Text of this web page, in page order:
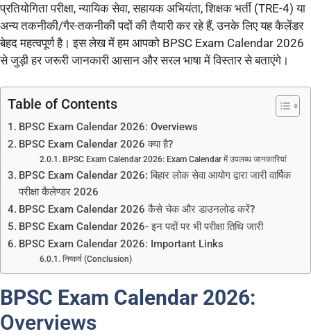
प्रतियोगिता परीक्षा, न्यायिक सेवा, सहायक अभियंता, शिक्षक भर्ती (TRE-4) या
अन्य तकनीकी/गैर-तकनीकी पदों की तैयारी कर रहे हैं, उनके लिए यह कैलेंडर
बेहद महत्वपूर्ण है। इस लेख में हम आपको BPSC Exam Calendar 2026
से जुड़ी हर जरूरी जानकारी आसान और सरल भाषा में विस्तार से बताएंगे।
Table of Contents
BPSC Exam Calendar 2026: Overviews
BPSC Exam Calendar 2026 क्या है?
BPSC Exam Calendar 2026: Exam Calendar में उपलब्ध जानकारियां
BPSC Exam Calendar 2026: बिहार लोक सेवा आयोग द्वारा जारी वार्षिक
परीक्षा कैलेण्डर 2026
BPSC Exam Calendar 2026 कैसे चेक और डाउनलोड करें?
BPSC Exam Calendar 2026- इन पदों पर भी परीक्षा तिथि जारी
BPSC Exam Calendar 2026: Important Links
निष्कर्ष (Conclusion)
BPSC Exam Calendar 2026:
Overviews